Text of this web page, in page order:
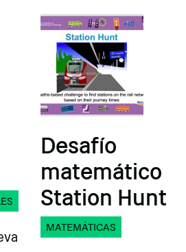
Desafío
matemático
Station Hunt
MATEMÁTICAS